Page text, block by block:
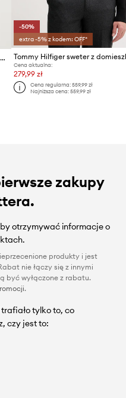
Tommy Hilfiger sweter męski bawełniany
-50%
extra -5% z kodem: OFF*
Cena aktualna:
279,99 zł
Cena regularna: 559,99 zł
Najniższa cena: 559,99 zł
zakupy
otrzymywać informacje o
produkty i jest
nie łączy się z innymi
być wyłączone z rabatu.
.
tylko to, co
czy jest to: